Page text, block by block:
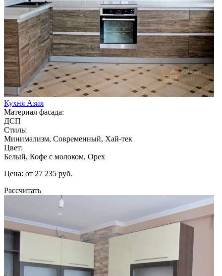
Кухня Азия
Материал фасада:
ДСП
Стиль:
Минимализм, Современный, Хай-тек
Цвет:
Белый, Кофе с молоком, Орех
Цена: от 27 235 руб.
Рассчитать